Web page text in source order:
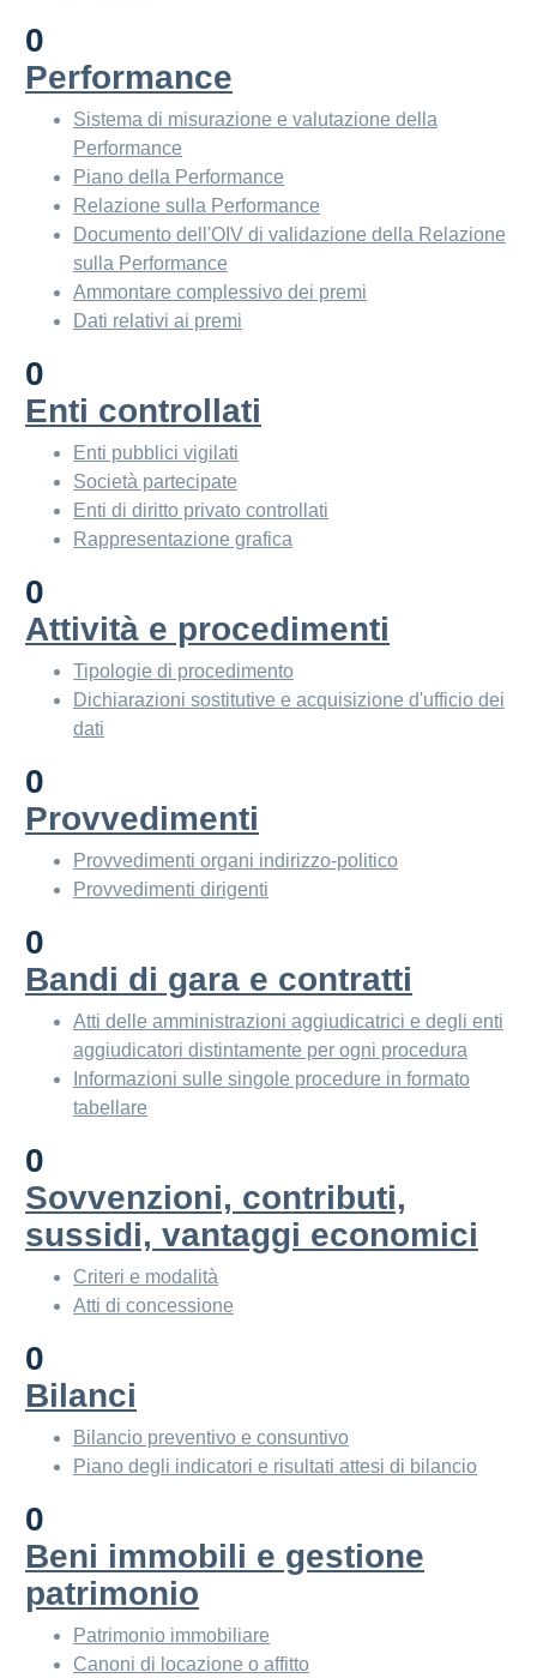
0
Performance
Sistema di misurazione e valutazione della
Performance
Piano della Performance
Relazione sulla Performance
Documento dell'OIV di validazione della Relazione
sulla Performance
Ammontare complessivo dei premi
Dati relativi ai premi
0
Enti controllati
Enti pubblici vigilati
Società partecipate
Enti di diritto privato controllati
Rappresentazione grafica
0
Attività e procedimenti
Tipologie di procedimento
Dichiarazioni sostitutive e acquisizione d'ufficio dei
dati
0
Provvedimenti
Provvedimenti organi indirizzo-politico
Provvedimenti dirigenti
0
Bandi di gara e contratti
Atti delle amministrazioni aggiudicatrici e degli enti
aggiudicatori distintamente per ogni procedura
Informazioni sulle singole procedure in formato
tabellare
0
Sovvenzioni, contributi,
sussidi, vantaggi economici
Criteri e modalità
Atti di concessione
0
Bilanci
Bilancio preventivo e consuntivo
Piano degli indicatori e risultati attesi di bilancio
0
Beni immobili e gestione
patrimonio
Patrimonio immobiliare
Canoni di locazione o affitto